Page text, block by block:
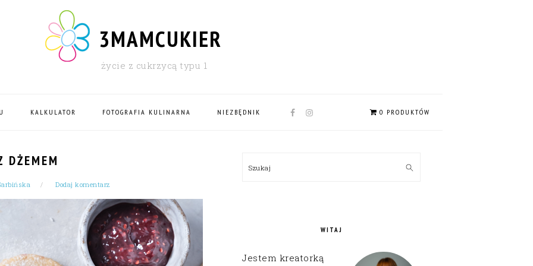
3MAMCUKIER
życie z cukrzycą typu 1
KALKULATOR FOTOGRAFIA KULINARNA NIEZBĘDNIK
NAV
0 PRODUKTÓW
DŻEMEM
Dodaj komentarz
SIDEBAR
Szukaj
WITAJ
Jestem kreatorką